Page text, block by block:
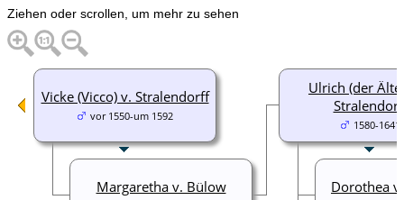
Ziehen oder scrollen, um mehr zu sehen
Ulrich (der
1580-1641
Dorothea
Vicke (Vicco) v. Stralendorff
vor 1550-um 1592
Margaretha v. Bülow